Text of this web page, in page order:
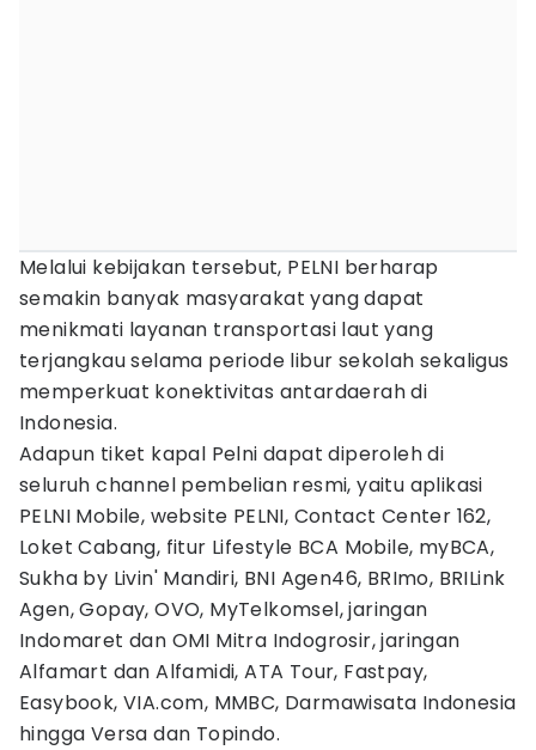
Melalui kebijakan tersebut, PELNI berharap
semakin banyak masyarakat yang dapat
menikmati layanan transportasi laut yang
terjangkau selama periode libur sekolah sekaligus
memperkuat konektivitas antardaerah di
Indonesia.
Adapun tiket kapal Pelni dapat diperoleh di
seluruh channel pembelian resmi, yaitu aplikasi
PELNI Mobile, website PELNI, Contact Center 162,
Loket Cabang, fitur Lifestyle BCA Mobile, myBCA,
Sukha by Livin' Mandiri, BNI Agen46, BRImo, BRILink
Agen, Gopay, OVO, MyTelkomsel, jaringan
Indomaret dan OMI Mitra Indogrosir, jaringan
Alfamart dan Alfamidi, ATA Tour, Fastpay,
Easybook, VIA.com, MMBC, Darmawisata Indonesia
hingga Versa dan Topindo.